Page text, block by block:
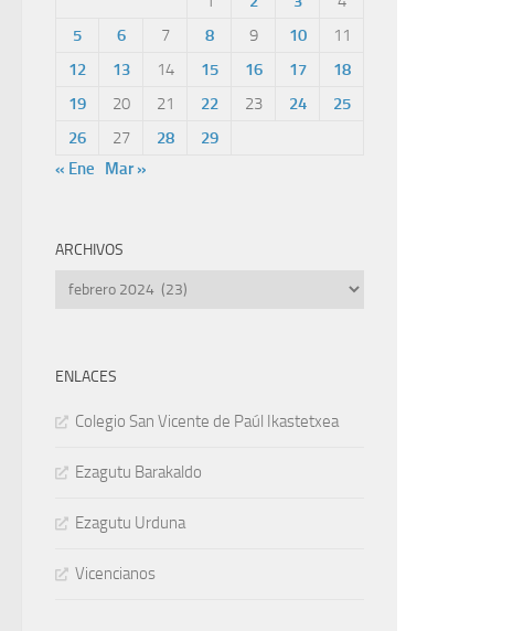
5
6 7 8 9 10
11
12
13 14 15 16 17
18
19
20 21 22 23 24
25
26
27 28
29
« Ene
Mar »
ARCHIVOS
Archivos
ENLACES
Colegio San Vicente de Paúl Ikastetxea
Ezagutu Barakaldo
Ezagutu Urduna
Vicencianos